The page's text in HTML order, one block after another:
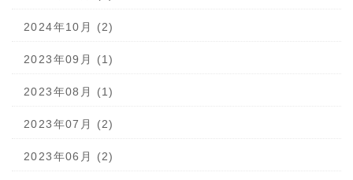
2024年10月 (2)
2023年09月 (1)
2023年08月 (1)
2023年07月 (2)
2023年06月 (2)